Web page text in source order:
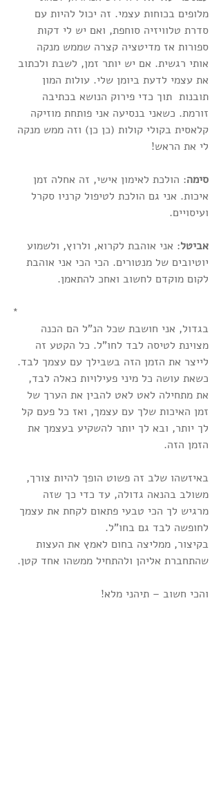
מלופים בכוחות עצמי. זה יכול להיות עם
סדרת טלוויזיה סוחפת, ואם יש לי דקות
ספורות אז מדיטציה קצרה שממש מנקה
אותי רגשית. אם יש יותר זמן, לשבת ולכתוב
את עצמי לדעת ביומן שלי. עולות המון
תובנות  תוך כדי פירוק הנושא בכתיבה
זורמת. כשאני בנסיעה אני פותחת מוזיקה
קלאסית בקולי קולות (כן כן) וזה ממש מנקה
לי את הראש!
סימה: הולכת לאימון אישי, זה אחלה זמן
איכות. אני גם הולכת לטיפול קרניו סקרל
ועיסויים.
אביטל: אני אוהבת לקרוא, ולרוץ, ולשמוע
יוטיובים של מנטורים. הכי הכי אני אוהבת
לקום מוקדם לחשוב ואחכ להתאמן.
*
בגדול, אני חושבת שכל הנ"ל הם הכנה
מצוינת לטיסה לבד לחו"ל. כל הקטע זה
לייצר את הזמן הזה בשבילך עם עצמך לבד.
כשאת עושה כל מיני פעילויות כאלה לבד,
את מתחילה לאט לאט להבין את הערך של
זמן האיכות שלך עם עצמך, ואז כל פעם קל
לך יותר, ובא לך יותר להשקיע בעצמך את
הזמן הזה.
באיזשהו שלב זה פשוט הופך להיות צורך,
משולב בהנאה גדולה, עד כדי כך שזה
מרגיש לך הכי טבעי פתאום לקחת את עצמך
לחופשה לבד גם בחו"ל.
בקיצור, ממליצה בחום לאמץ את העצות
שהתחברת אליהן ולהתחיל ממשהו אחד קטן.
והכי חשוב – תיהני מלא!